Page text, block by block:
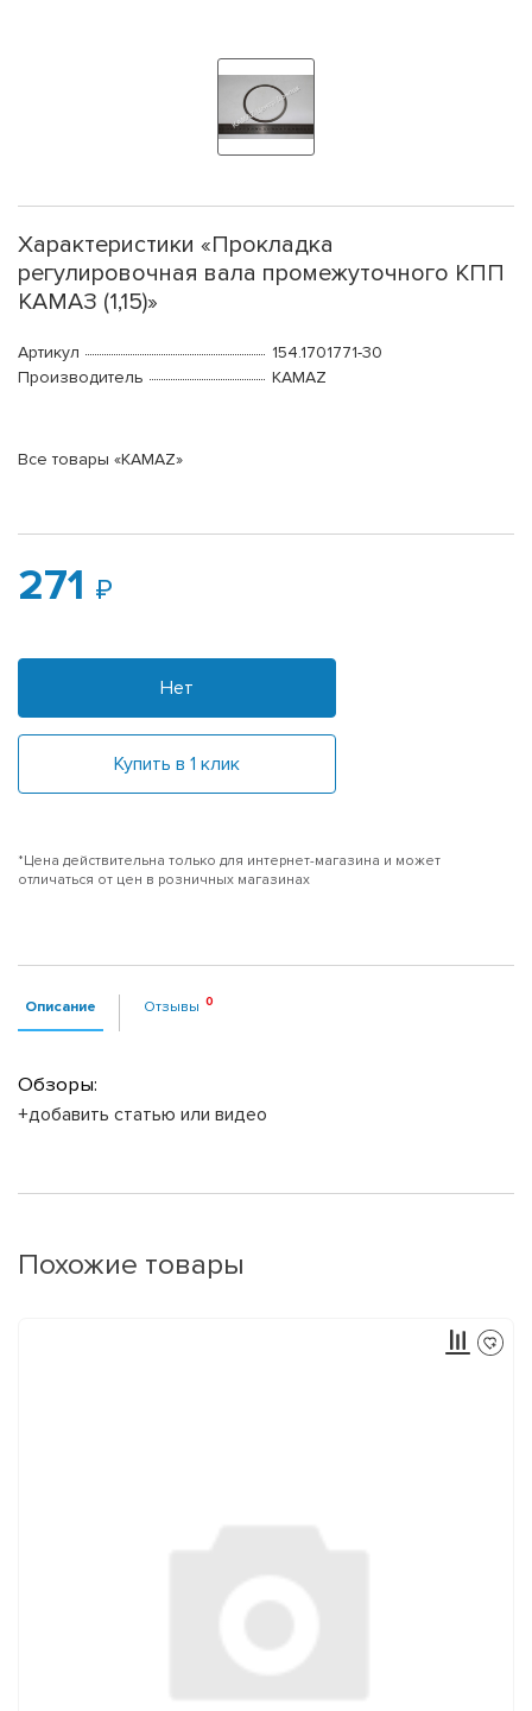
Характеристики «Прокладка
регулировочная вала промежуточного КПП
КАМАЗ (1,15)»
Артикул
154.1701771-30
Производитель
KAMAZ
Все товары «KAMAZ»
271
Нет
Купить в 1 клик
*Цена действительна только для интернет-магазина и может
отличаться от цен в розничных магазинах
Описание Отзывы
Обзоры:
+добавить статью или видео
Похожие товары